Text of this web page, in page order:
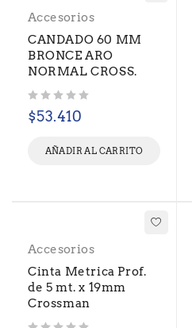
Accesorios
CANDADO 60 MM
BRONCE ARO
NORMAL CROSS.
$53.410
AÑADIR AL CARRITO
Accesorios
Cinta Metrica Prof.
de 5 mt. x 19mm
Crossman